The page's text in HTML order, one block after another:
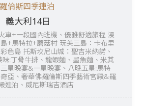
倫斯四季連泊
義大利14日
車+一段國內班機、優雅舒適旅程 漫
+馬特拉+蘑菇村 玩美三島：卡布里
色島 托斯坎尼山城：聖吉米納諾、
:丁骨牛排、龍蝦麵、墨魚麵、米其
星晚宴&一星晚宴、八晚五星:馬特
亞、奢華佛羅倫斯四季藝術宮殿&羅
連泊、威尼斯瑞吉酒店